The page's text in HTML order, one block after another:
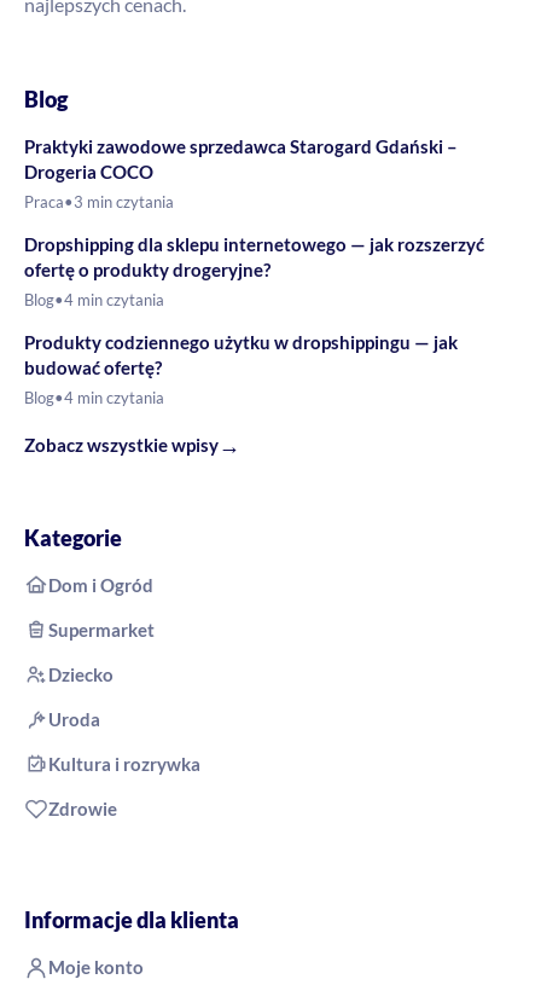
Blog
Praktyki zawodowe sprzedawca Starogard Gdański –
Drogeria COCO
Praca•3 min czytania
Dropshipping dla sklepu internetowego — jak rozszerzyć
ofertę o produkty drogeryjne?
Blog•4 min czytania
Produkty codziennego użytku w dropshippingu — jak
budować ofertę?
Blog•4 min czytania
Zobacz wszystkie wpisy→
Kategorie
Dom i Ogród
Supermarket
Dziecko
Uroda
Kultura i rozrywka
Zdrowie
Informacje dla klienta
Moje konto